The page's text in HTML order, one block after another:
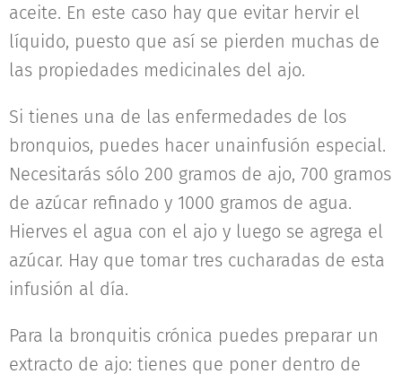
aceite. En este caso hay que evitar hervir el
líquido, puesto que así se pierden muchas de
las propiedades medicinales del ajo.
Si tienes una de las enfermedades de los
bronquios, puedes hacer unainfusión especial.
Necesitarás sólo 200 gramos de ajo, 700 gramos
de azúcar refinado y 1000 gramos de agua.
Hierves el agua con el ajo y luego se agrega el
azúcar. Hay que tomar tres cucharadas de esta
infusión al día.
Para la bronquitis crónica puedes preparar un
extracto de ajo: tienes que poner dentro de